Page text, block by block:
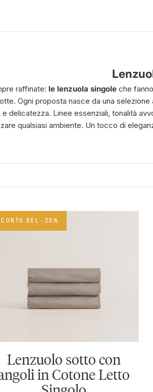
raffinate: le lenzuola singole che
Ogni proposta nasce da una
delicatezza. Linee essenziali, tonalità
qualsiasi ambiente. Un tocco di
DEL -25%
Lenzuolo sotto con
in Cotone Letto